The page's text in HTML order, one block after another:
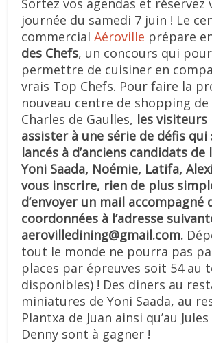
Sortez vos agendas et réservez
journée du samedi 7 juin ! Le
commercialAéroville prépare
des Chefs, un concours qui
permettre de cuisiner en
vrais Top Chefs. Pour faire la
nouveau centre de shopping de
Charles de Gaulles, les
assister à une série de défis
lancés à d’anciens candidats de
Yoni Saada, Noémie, Latifa,
vous inscrire, rien de plus
d’envoyer un mail accompagné
coordonnées à l’adresse
aerovilledining@gmail.com.
tout le monde ne pourra pas
places par épreuves soit 54 au
disponibles) ! Des diners au
miniatures de Yoni Saada, au
Plantxa de Juan ainsi qu’au
Denny sont à gagner !